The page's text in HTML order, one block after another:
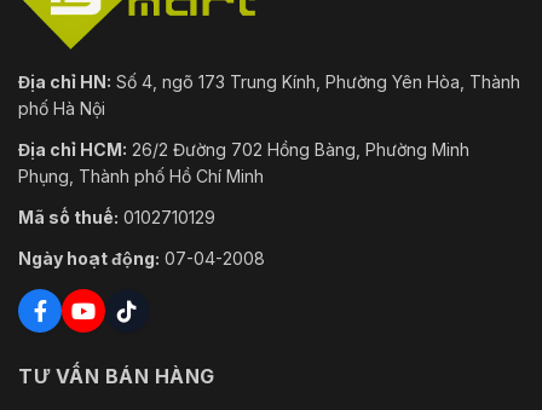
Địa chỉ HN: Số 4, ngõ 173 Trung Kính, Phường Yên Hòa, Thành
phố Hà Nội
Địa chỉ HCM: 26/2 Đường 702 Hồng Bàng, Phường Minh
Phụng, Thành phố Hồ Chí Minh
Mã số thuế: 0102710129
Ngày hoạt động: 07-04-2008
TƯ VẤN BÁN HÀNG